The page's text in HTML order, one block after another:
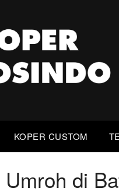
KOPER CUSTOM
di